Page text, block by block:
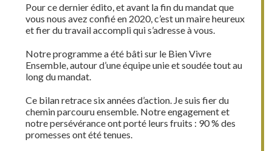
Pour ce dernier édito, et avant la fin du mandat que
vous nous avez confié en 2020, c’est un maire heureux
et fier du travail accompli qui s’adresse à vous.
Notre programme a été bâti sur le Bien Vivre
Ensemble, autour d’une équipe unie et soudée tout au
long du mandat.
Ce bilan retrace six années d’action. Je suis fier du
chemin parcouru ensemble. Notre engagement et
notre persévérance ont porté leurs fruits : 90 % des
promesses ont été tenues.